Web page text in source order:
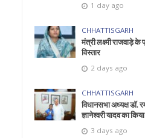
1 day ago
CHHATTISGARH
मंत्री लक्ष्मी राजवाड़े के
विस्तार
2 days ago
CHHATTISGARH
विधानसभा अध्यक्ष डॉ.
ज्ञानेश्वरी यादव का
3 days ago